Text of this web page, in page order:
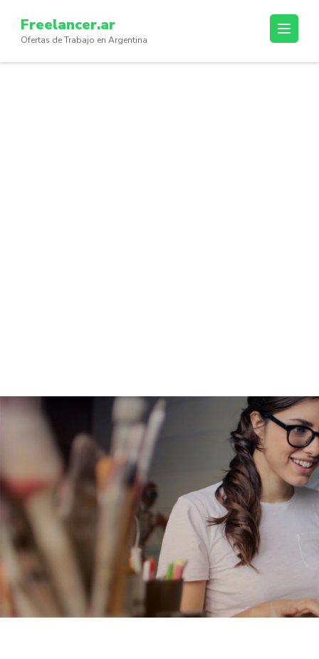
content
(Press
Freelancer.ar
Ofertas de Trabajo en Argentina